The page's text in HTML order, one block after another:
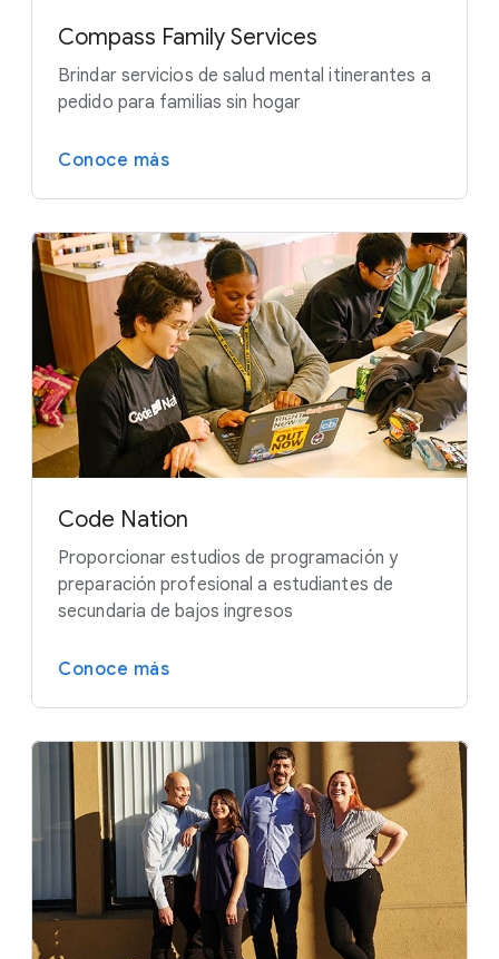
Compass Family Services
Brindar servicios de salud mental itinerantes a
pedido para familias sin hogar
Conoce más
Code Nation
Proporcionar estudios de programación y
preparación profesional a estudiantes de
secundaria de bajos ingresos
Conoce más